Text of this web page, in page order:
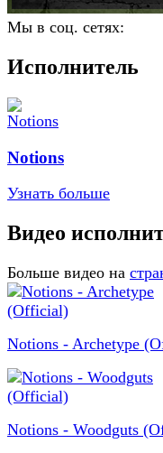
Мы в соц. сетях:
Исполнитель
Notions
Узнать больше
Видео
Больше видео на
Notions - Archetype
Notions - Woodguts